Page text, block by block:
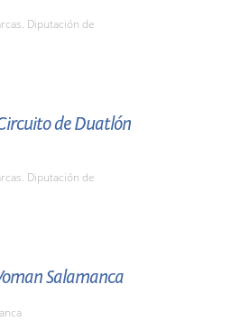
Diputación de
de Duatlón
Diputación de
Salamanca